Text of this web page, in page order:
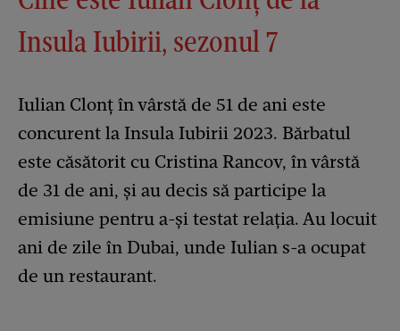
Insula Iubirii, sezonul 7
Iulian Clonț în vârstă de 51 de ani este
concurent la Insula Iubirii 2023. Bărbatul
este căsătorit cu Cristina Rancov, în vârstă
de 31 de ani, și au decis să participe la
emisiune pentru a-și testat relația. Au locuit
ani de zile în Dubai, unde Iulian s-a ocupat
de un restaurant.